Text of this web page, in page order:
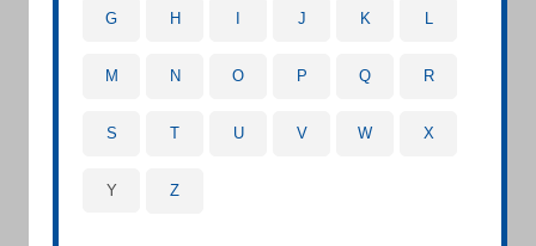
G H J K L
M N O P Q R
S T U V W X
Y Z